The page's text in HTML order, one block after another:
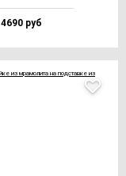
4690 руб